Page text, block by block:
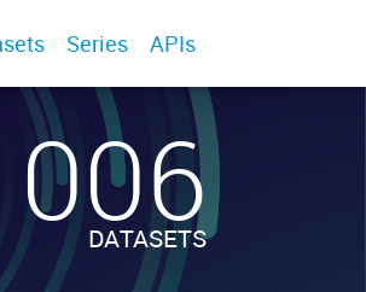
Series APIs
006
DATASETS